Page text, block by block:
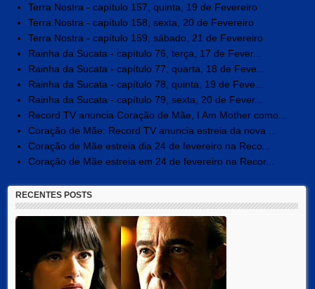
Terra Nostra - capítulo 157, quinta, 19 de Fevereiro
Terra Nostra - capítulo 158, sexta, 20 de Fevereiro
Terra Nostra - capítulo 159, sábado, 21 de Fevereiro
Rainha da Sucata - capítulo 76, terça, 17 de Fever...
Rainha da Sucata - capítulo 77, quarta, 18 de Feve...
Rainha da Sucata - capítulo 78, quinta, 19 de Feve...
Rainha da Sucata - capítulo 79, sexta, 20 de Fever...
Record TV anuncia Coração de Mãe, I Am Mother como...
Coração de Mãe: Record TV anuncia estreia da nova ...
Coração de Mãe estreia dia 24 de fevereiro na Reco...
Coração de Mãe estreia em 24 de fevereiro na Recor...
RECENTES POSTS